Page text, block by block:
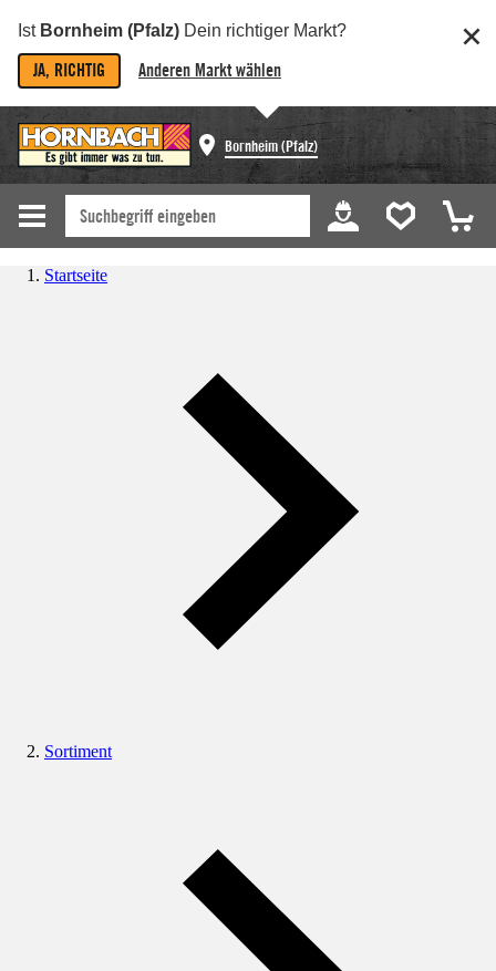
Ist Bornheim (Pfalz) Dein richtiger Markt?
JA, RICHTIG Anderen Markt wählen
Bornheim (Pfalz)
Startseite
Sortiment